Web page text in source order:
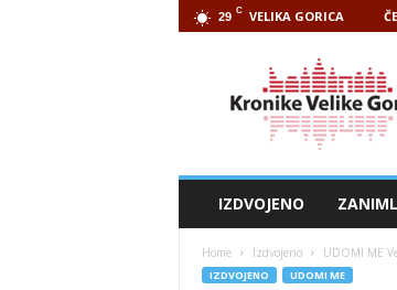
29 C VELIKA GORICA
IZDVOJENO
Home Izdvojeno UDOMI ME
IZDVOJENO UDOMI ME